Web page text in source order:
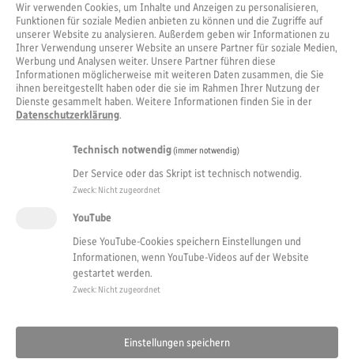
Wir verwenden Cookies, um Inhalte und Anzeigen zu personalisieren,
Funktionen für soziale Medien anbieten zu können und die Zugriffe auf
unserer Website zu analysieren. Außerdem geben wir Informationen zu
Ihrer Verwendung unserer Website an unsere Partner für soziale Medien,
Werbung und Analysen weiter. Unsere Partner führen diese
Informationen möglicherweise mit weiteren Daten zusammen, die Sie
ihnen bereitgestellt haben oder die sie im Rahmen Ihrer Nutzung der
Dienste gesammelt haben. Weitere Informationen finden Sie in der
Datenschutzerklärung.
Technisch notwendig(immer notwendig)
Der Service oder das Skript ist technisch notwendig.
Zweck: Nicht zugeordnet
YouTube
Diese YouTube-Cookies speichern Einstellungen und
Informationen, wenn YouTube-Videos auf der Website
gestartet werden.
Zweck: Nicht zugeordnet
Einstellungen speichern